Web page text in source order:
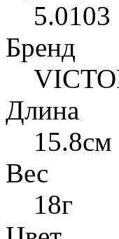
5.0103
Бренд
Длина
15.8см
Вес
18г